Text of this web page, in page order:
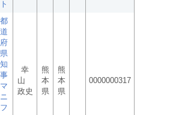
ト
都
道
府
県
知
事
マ
ニ
フ
幸
山
政史
熊
本
県
熊
本
県
0000000317